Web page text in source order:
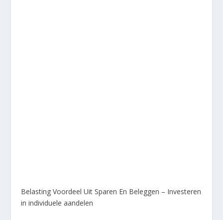
Belasting Voordeel Uit Sparen En Beleggen – Investeren
in individuele aandelen